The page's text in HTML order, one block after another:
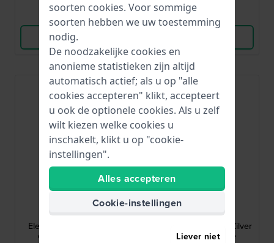
Vergelijk
Bekijk Product
Vergelijk
FE1246-85A
Elegance 29.4 mm Solar
dameshorloge met
EW3196-81AE
EW3196-81AE 26 mm Zilver
solar dameshorloe
soorten cookies. Voor sommige
soorten hebben we uw toestemming
nodig.
De noodzakelijke cookies en
anonieme statistieken zijn altijd
automatisch actief; als u op "alle
cookies accepteren" klikt, accepteert
u ook de optionele cookies. Als u zelf
wilt kiezen welke cookies u
inschakelt, klikt u op "cookie-
instellingen".
Alles accepteren
Cookie-instellingen
Liever niet